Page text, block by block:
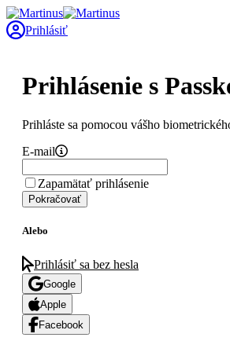
Prihlásiť
Prihlásenie s
Prihláste sa pomocou vášho
E-mail
Zapamätať prihlásenie
Pokračovať
Alebo
Prihlásiť sa bez hesla
Google
Apple
Facebook